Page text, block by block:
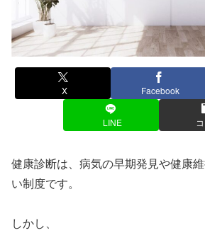
X Facebook
LINE
健康診断は、病気の早期発見や健康
い制度です。
しかし、